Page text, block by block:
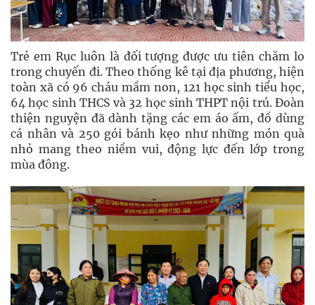
Trẻ em Rục luôn là đối tượng được ưu tiên chăm lo
trong chuyến đi. Theo thống kê tại địa phương, hiện
toàn xã có 96 cháu mầm non, 121 học sinh tiểu học,
64 học sinh THCS và 32 học sinh THPT nội trú. Đoàn
thiện nguyện đã dành tặng các em áo ấm, đồ dùng
cá nhân và 250 gói bánh kẹo như những món quà
nhỏ mang theo niềm vui, động lực đến lớp trong
mùa đông.